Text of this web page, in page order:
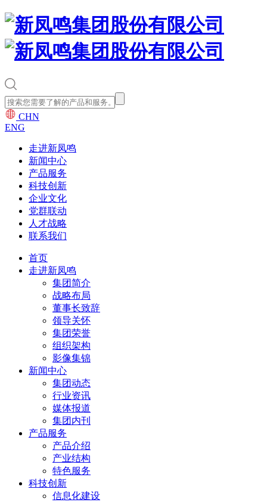
CHN
ENG
走进新凤鸣
新闻中心
产品服务
科技创新
企业文化
党群联动
人才战略
联系我们
首页
走进新凤鸣
集团简介
战略布局
董事长致辞
领导关怀
集团荣誉
组织架构
影像集锦
新闻中心
集团动态
行业资讯
媒体报道
集团内刊
产品服务
产品介绍
产业结构
特色服务
科技创新
信息化建设